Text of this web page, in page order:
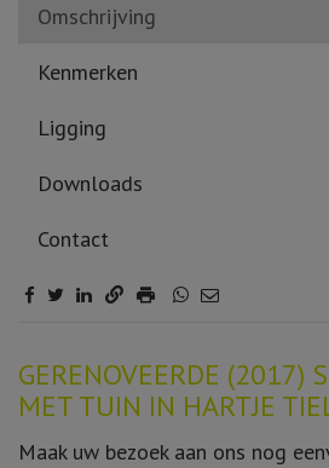
Omschrijving
Kenmerken
Ligging
Downloads
Contact
Omschrijving
GERENOVEERDE (2017)
MET TUIN IN HARTJE
Maak uw bezoek aan ons nog